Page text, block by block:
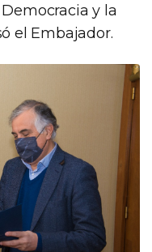
y la
el Embajador.